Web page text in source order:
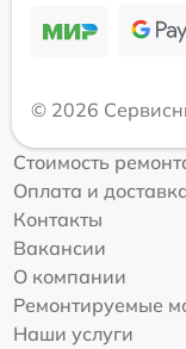
© 2026
Стоимость
Оплата и
Контакты
Вакансии
О компании
Ремонтируемые
Наши услуги